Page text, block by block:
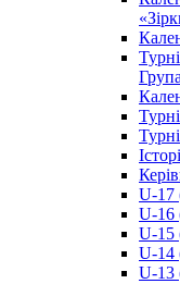
U-17
U-16
U-15
U-14
U-13